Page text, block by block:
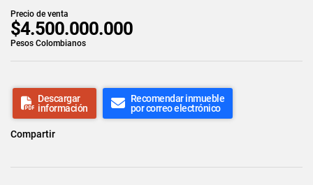
Precio de venta
$4.500.000.000
Pesos Colombianos
Descargar
información
Recomendar inmueble
por correo electrónico
Compartir